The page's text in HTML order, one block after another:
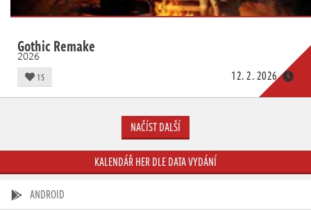
Gothic Remake
2026
15 12. 2. 2026
NAČÍST DALŠÍ
KALENDÁŘ HER DLE DATA VYDÁNÍ
ANDROID